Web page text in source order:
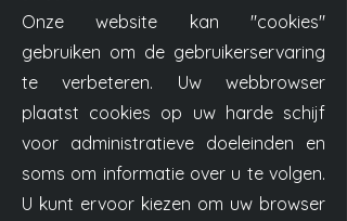
Onze website kan "cookies"
gebruiken om de gebruikerservaring
te verbeteren. Uw webbrowser
plaatst cookies op uw harde schijf
voor administratieve doeleinden en
soms om informatie over u te volgen.
U kunt ervoor kiezen om uw browser